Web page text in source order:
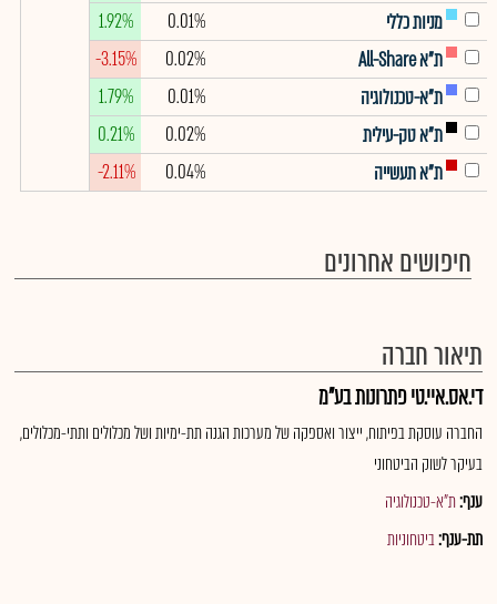
מניות כללי
0.01%
1.92%
ת"א All-Share
0.02%
-3.15%
ת"א-טכנולוגיה
0.01%
1.79%
ת"א טק-עילית
0.02%
0.21%
ת"א תעשייה
0.04%
-2.11%
חיפושים אחרונים
תיאור חברה
די.אס.איי.טי פתרונות בע"מ
החברה עוסקת בפיתוח, ייצור ואספקה של מערכות הגנה תת-ימיות ושל מכלולים ותתי-מכלולים,
בעיקר לשוק הביטחוני
ענף:ת"א-טכנולוגיה
תת-ענף:ביטחוניות